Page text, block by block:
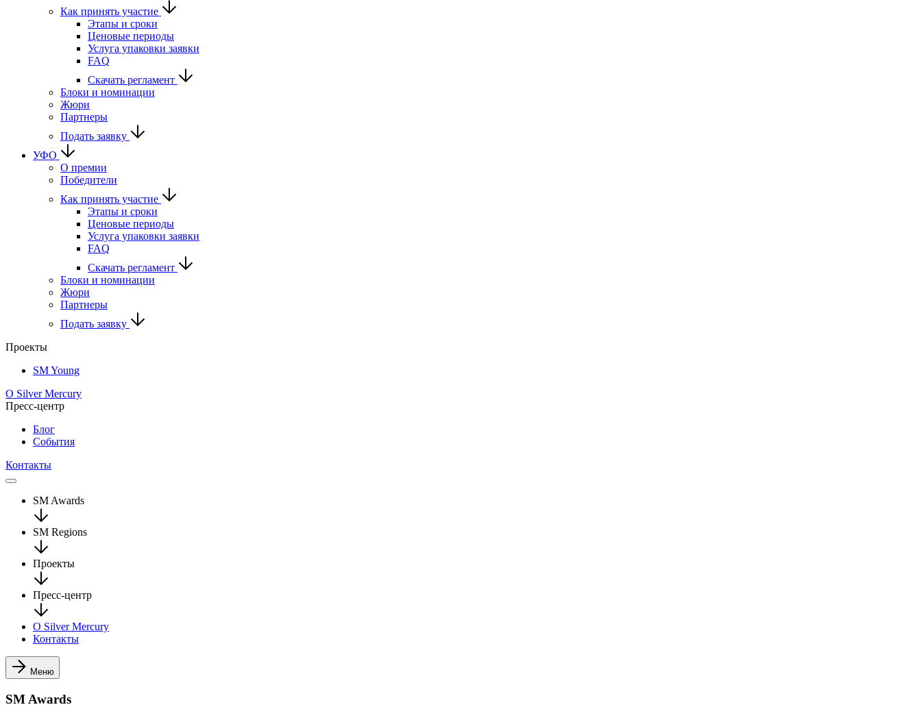
Как принять участие
Этапы и сроки
Ценовые периоды
Услуга упаковки заявки
FAQ
Скачать регламент
Блоки и номинации
Жюри
Партнеры
Подать заявку
УФО
О премии
Победители
Как принять участие
Этапы и сроки
Ценовые периоды
Услуга упаковки заявки
FAQ
Скачать регламент
Блоки и номинации
Жюри
Партнеры
Подать заявку
Проекты
SM Young
О Silver Mercury
Пресс-центр
Блог
События
Контакты
SM Awards
SM Regions
Проекты
Пресс-центр
О Silver Mercury
Контакты
Меню
SM Awards